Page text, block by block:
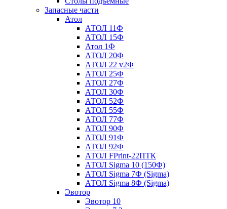
Запасные части
Атол
АТОЛ 11Ф
АТОЛ 15Ф
Атол 1Ф
АТОЛ 20Ф
АТОЛ 22 v2Ф
АТОЛ 25Ф
АТОЛ 27Ф
АТОЛ 30Ф
АТОЛ 52Ф
АТОЛ 55Ф
АТОЛ 77Ф
АТОЛ 90Ф
АТОЛ 91Ф
АТОЛ 92Ф
АТОЛ FPrint-22ПТК
АТОЛ Sigma 10 (150Ф)
АТОЛ Sigma 7Ф (Sigma)
АТОЛ Sigma 8Ф (Sigma)
Эвотор
Эвотор 10